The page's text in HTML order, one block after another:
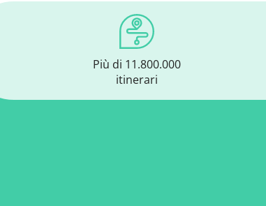
Più di 11.800.000
itinerari